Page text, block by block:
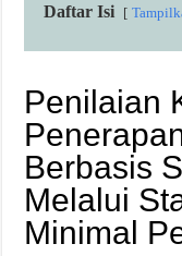
Daftar Isi
Penilaian
Berbasis
Melalui
Minimal